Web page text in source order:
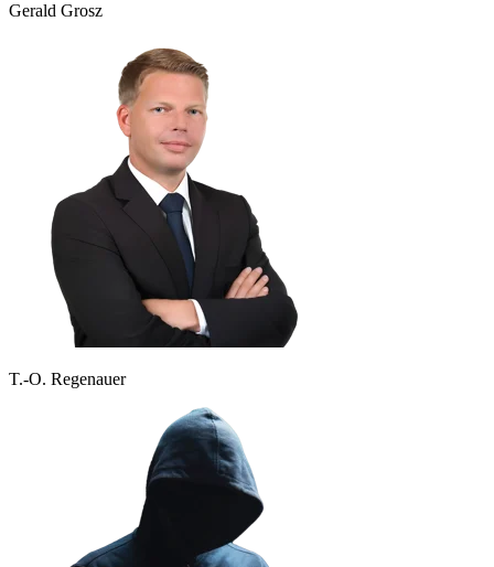
Gerald Grosz
T.-O. Regenauer